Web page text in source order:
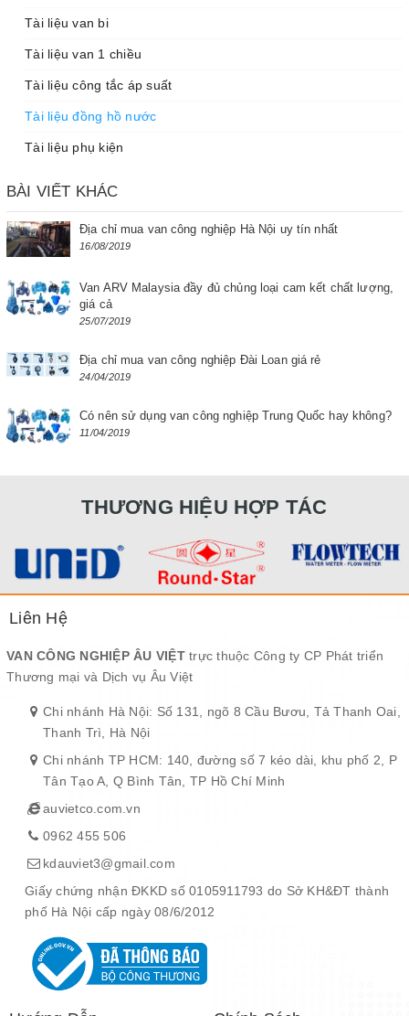
Tài liệu van bi
Tài liệu van 1 chiều
Tài liệu công tắc áp suất
Tài liệu đồng hồ nước
Tài liệu phụ kiện
BÀI VIẾT KHÁC
Địa chỉ mua van công nghiệp Hà Nội uy tín nhất
16/08/2019
Van ARV Malaysia đầy đủ chủng loại cam kết chất lượng,
giá cả
25/07/2019
Địa chỉ mua van công nghiệp Đài Loan giá rẻ
24/04/2019
Có nên sử dụng van công nghiệp Trung Quốc hay không?
11/04/2019
THƯƠNG HIỆU HỢP TÁC
Liên Hệ
VAN CÔNG NGHIỆP ÂU VIỆTtrực thuộc Công ty CP Phát triển
Thương mại và Dịch vụ Âu Việt
Chi nhánh Hà Nội: Số 131, ngõ 8 Cầu Bươu, Tả Thanh Oai,
Thanh Trì, Hà Nội
Chi nhánh TP HCM: 140, đường số 7 kéo dài, khu phố 2, P
Tân Tạo A, Q Bình Tân, TP Hồ Chí Minh
auvietco.com.vn
0962 455 506
kdauviet3@gmail.com
Giấy chứng nhận ĐKKD số 0105911793 do Sở KH&ĐT thành
phố Hà Nội cấp ngày 08/6/2012